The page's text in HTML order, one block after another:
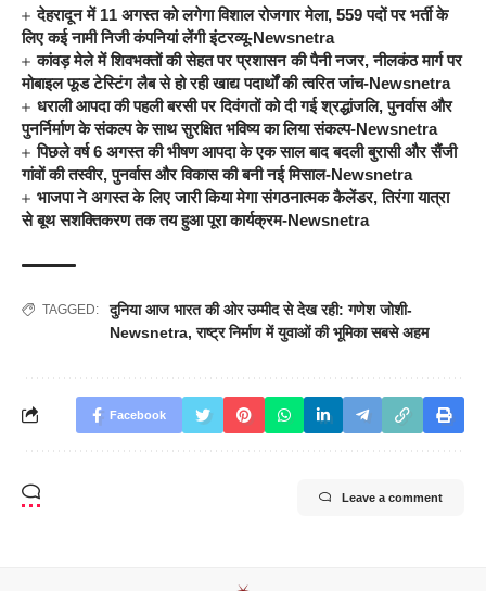
देहरादून में 11 अगस्त को लगेगा विशाल रोजगार मेला, 559 पदों पर भर्ती के
लिए कई नामी निजी कंपनियां लेंगी इंटरव्यू-Newsnetra
कांवड़ मेले में शिवभक्तों की सेहत पर प्रशासन की पैनी नजर, नीलकंठ मार्ग पर
मोबाइल फूड टेस्टिंग लैब से हो रही खाद्य पदार्थों की त्वरित जांच-Newsnetra
धराली आपदा की पहली बरसी पर दिवंगतों को दी गई श्रद्धांजलि, पुनर्वास और
पुनर्निर्माण के संकल्प के साथ सुरक्षित भविष्य का लिया संकल्प-Newsnetra
पिछले वर्ष 6 अगस्त की भीषण आपदा के एक साल बाद बदली बुरासी और सैंजी
गांवों की तस्वीर, पुनर्वास और विकास की बनी नई मिसाल-Newsnetra
भाजपा ने अगस्त के लिए जारी किया मेगा संगठनात्मक कैलेंडर, तिरंगा यात्रा
से बूथ सशक्तिकरण तक तय हुआ पूरा कार्यक्रम-Newsnetra
TAGGED:
दुनिया आज भारत की ओर उम्मीद से देख रही: गणेश जोशी-
Newsnetra,राष्ट्र निर्माण में युवाओं की भूमिका सबसे अहम
Facebook
Leave a comment